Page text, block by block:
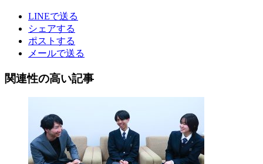
LINEで送る
シェアする
ポストする
メールで送る
関連性の高い記事